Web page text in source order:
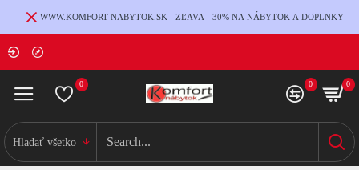
WWW.KOMFORT-NABYTOK.SK - ZĽAVA - 30% NA NÁBYTOK A DOPLNKY
0 0 0
Hladať všetko